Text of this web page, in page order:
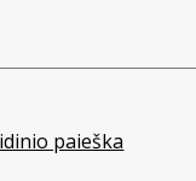
paieška